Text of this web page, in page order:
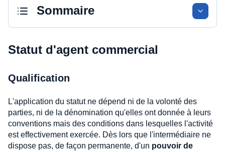
Sommaire
Statut d'agent commercial
Qualification
L'application du statut ne dépend ni de la volonté des
parties, ni de la dénomination qu'elles ont donnée à leurs
conventions mais des conditions dans lesquelles l'activité
est effectivement exercée. Dès lors que l'intermédiaire ne
dispose pas, de façon permanente, d'un pouvoir de